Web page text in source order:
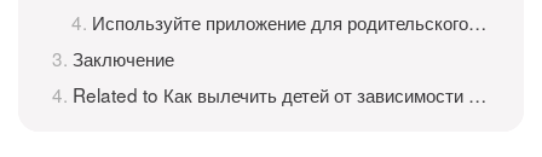
Используйте приложение для родительского контроля
Заключение
Related to Как вылечить детей от зависимости от iPhone